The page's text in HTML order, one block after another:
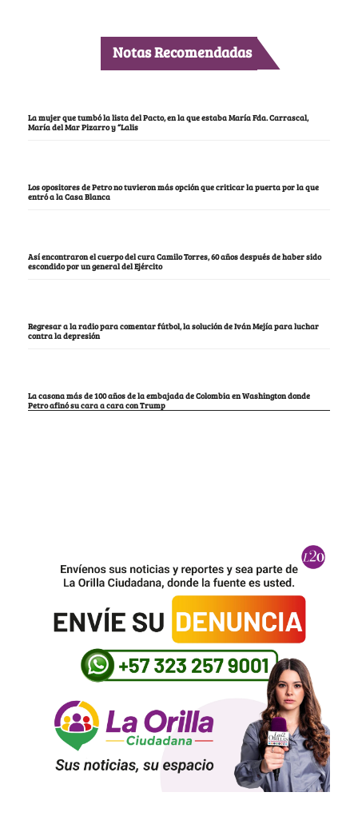
Notas Recomendadas
La mujer que tumbó la lista del Pacto, en la que estaba María Fda. Carrascal,
María del Mar Pizarro y “Lalis
Los opositores de Petro no tuvieron más opción que criticar la puerta por la que
entró a la Casa Blanca
Así encontraron el cuerpo del cura Camilo Torres, 60 años después de haber sido
escondido por un general del Ejército
Regresar a la radio para comentar fútbol, la solución de Iván Mejía para luchar
contra la depresión
La casona más de 100 años de la embajada de Colombia en Washington donde
Petro afinó su cara a cara con Trump